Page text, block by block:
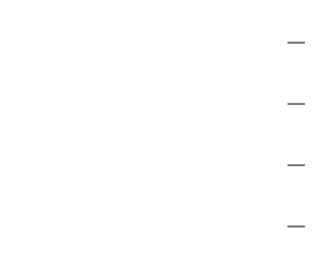
—
—
—
—